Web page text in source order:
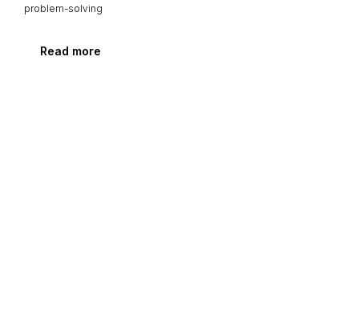
problem-solving
Read more